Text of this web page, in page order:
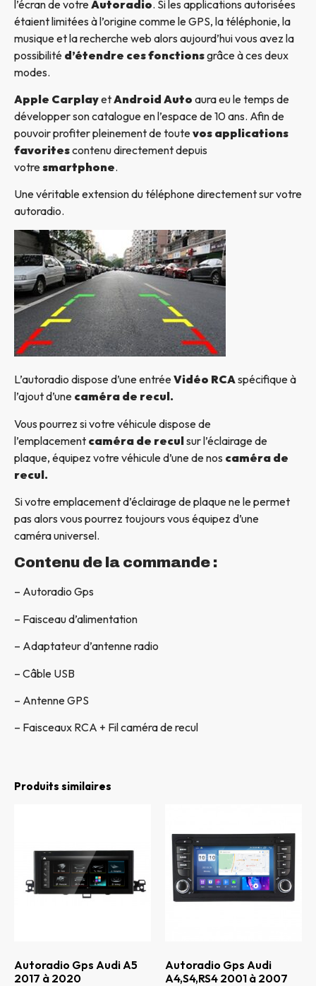
l’écran de votreAutoradio. Si les applications autorisées
étaient limitées à l’origine comme le GPS, la téléphonie, la
musique et la recherche web alors aujourd’hui vous avez la
possibilité d’étendre ces fonctionsgrâce à ces deux
modes.
Apple CarplayetAndroid Auto aura eu le temps de
développer son catalogue en l’espace de 10 ans. Afin de
pouvoir profiter pleinement de toutevos applications
favoritescontenu directement depuis
votresmartphone.
Une véritable extension du téléphone directement sur votre
autoradio.
L’autoradio dispose d’une entréeVidéo RCAspécifique à
l’ajout d’une caméra de recul.
Vous pourrez si votre véhicule dispose de
l’emplacement caméra de reculsur l’éclairage de
plaque, équipez votre véhicule d’une de nos caméra de
recul.
Si votre emplacement d’éclairage de plaque ne le permet
pas alors vous pourrez toujours vous équipez d’une
caméra universel.
Contenu de la commande :
– Autoradio Gps
– Faisceau d’alimentation
– Adaptateur d’antenne radio
– Câble USB
– Antenne GPS
– Faisceaux RCA + Fil caméra de recul
Produits similaires
Autoradio Gps Audi A5
2017 à 2020
Autoradio Gps Audi
A4,S4,RS4 2001 à 2007